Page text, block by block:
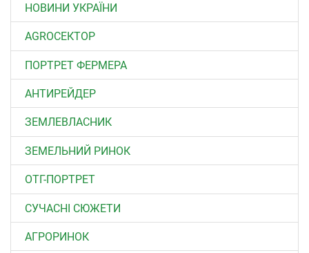
НОВИНИ УКРАЇНИ
АGROСЕКТОР
ПОРТРЕТ ФЕРМЕРА
АНТИРЕЙДЕР
ЗЕМЛЕВЛАСНИК
ЗЕМЕЛЬНИЙ РИНОК
ОТГ-ПОРТРЕТ
СУЧАСНІ СЮЖЕТИ
АГРОРИНОК